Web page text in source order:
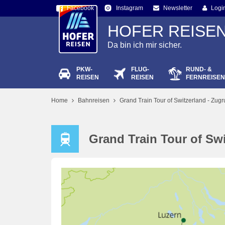
Facebook Instagram Newsletter
HOFER
Da bin ich mir sicher.
PKW-
REISEN
FLUG-
REISEN
RUND- &
FERNREISEN
Home Bahnreisen Grand Train Tour of Switzerland -
Grand Train Tour of